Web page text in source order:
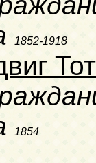
1852-1918
1854